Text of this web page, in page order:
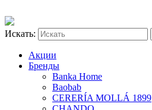
Искать:
Акции
Бренды
Banka Home
Baobab
CERERÍA MOLLÁ 1899